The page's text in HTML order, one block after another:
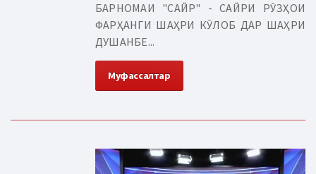
БАРНОМАИ "САЙР" - САЙРИ РӮЗҲОИ
ФАРҲАНГИ ШАҲРИ КӮЛОБ ДАР ШАҲРИ
ДУШАНБЕ...
Муфассалтар